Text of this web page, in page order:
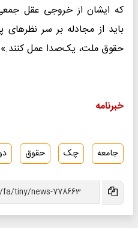
که ایشان از خروجی عقل
باید از مجادله بر سر
حقوق ملت، یک‌صدا عمل کنند.»
خبرنامه
جامعه چک حقوق